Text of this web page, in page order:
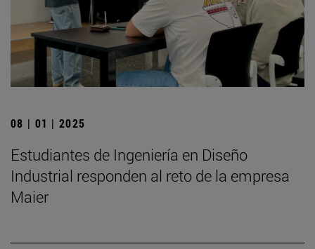
08 | 01 | 2025
Estudiantes de Ingeniería en Diseño
Industrial responden al reto de la empresa
Maier